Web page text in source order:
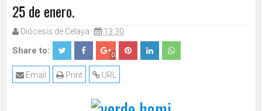
14 Nov
2020
25 de enero.
Diócesis de Celaya 13:30
Share to: 0
URL
Print
Email